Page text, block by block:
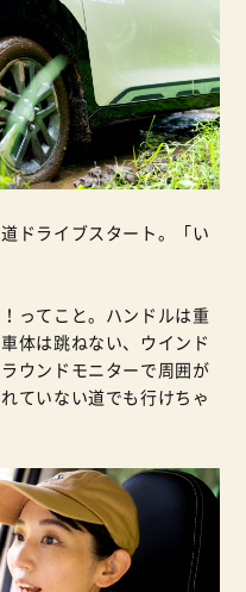
ドライブスタート。「い
ってこと。ハンドルは重
体は跳ねない、ウインド
ウンドモニターで周囲が
ていない道でも行けちゃ